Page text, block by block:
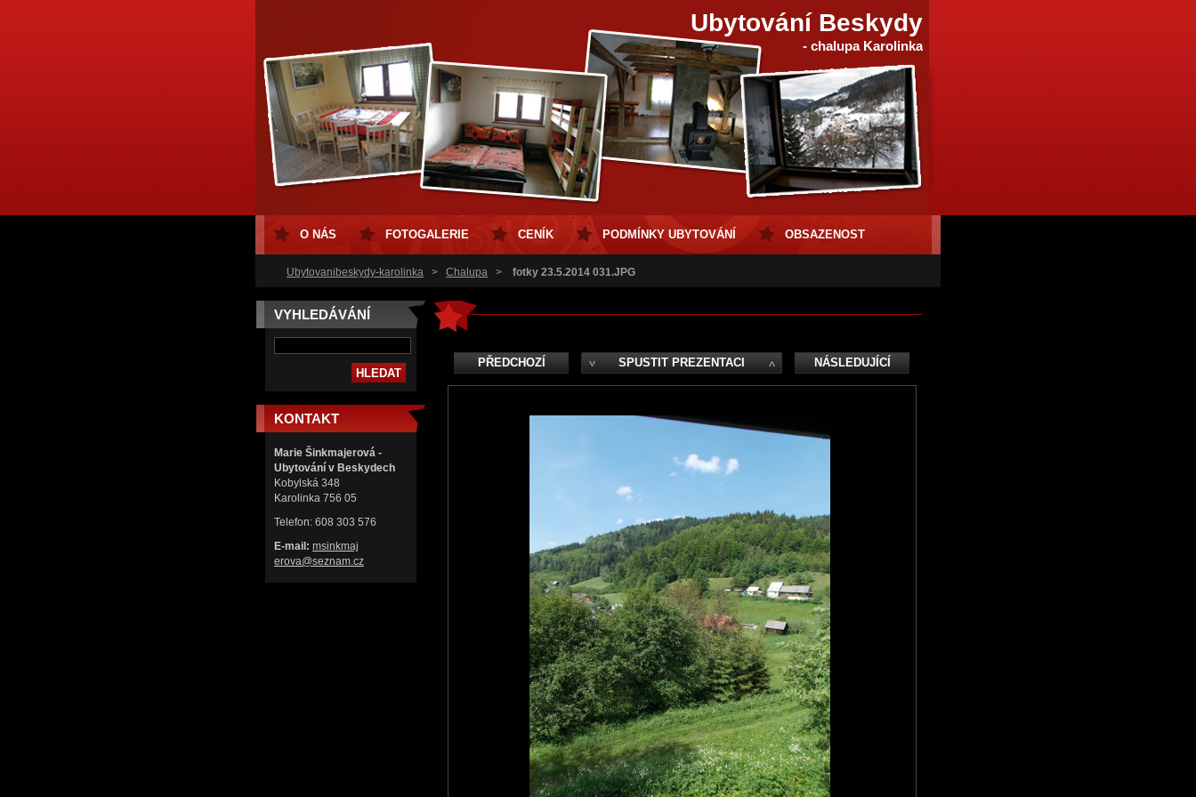
Ubytování Beskydy
- chalupa Karolinka
Ubytovanibeskydy-karolinka > Chalupa > fotky 23.5.2014 031.JPG
VYHLEDÁVÁNÍ
KONTAKT
Marie Šinkmajerová -
Ubytování v Beskydech
Kobylská 348
Karolinka 756 05
Telefon: 608 303 576
E-mail: msinkmaj
erova@seznam.cz
PŘEDCHOZÍ SPUSTIT PREZENTACI NÁSLEDUJÍCÍ
O NÁS FOTOGALERIE CENÍK PODMÍNKY UBYTOVÁNÍ OBSAZENOST